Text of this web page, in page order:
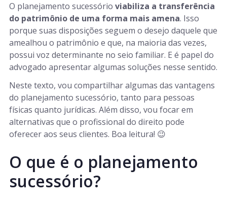
O planejamento sucessório viabiliza a transferência
do patrimônio de uma forma mais amena. Isso
porque suas disposições seguem o desejo daquele que
amealhou o patrimônio e que, na maioria das vezes,
possui voz determinante no seio familiar. E é papel do
advogado apresentar algumas soluções nesse sentido.
Neste texto, vou compartilhar algumas das vantagens
do planejamento sucessório, tanto para pessoas
físicas quanto jurídicas. Além disso, vou focar em
alternativas que o profissional do direito pode
oferecer aos seus clientes. Boa leitura! 😉
O que é o planejamento
sucessório?